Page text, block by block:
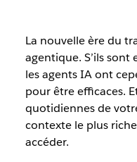
La nouvelle ère du
agentique. S’ils sont
les agents IA ont
pour être efficaces.
quotidiennes de
contexte le plus
accéder.